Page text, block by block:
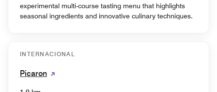
experimental multi-course tasting menu that highlights
seasonal ingredients and innovative culinary techniques.
INTERNACIONAL
Picaron